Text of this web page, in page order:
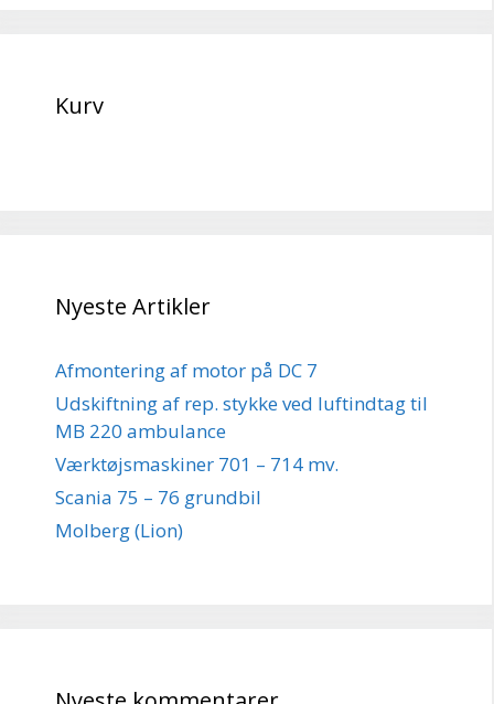
Kurv
Nyeste Artikler
Afmontering af motor på DC 7
Udskiftning af rep. stykke ved luftindtag til
MB 220 ambulance
Værktøjsmaskiner 701 – 714 mv.
Scania 75 – 76 grundbil
Molberg (Lion)